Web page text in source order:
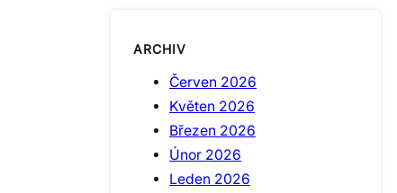
ARCHIV
Červen 2026
Květen 2026
Březen 2026
Únor 2026
Leden 2026